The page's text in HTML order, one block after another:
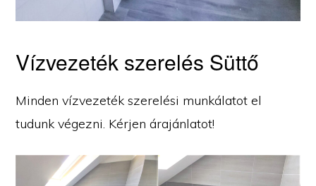
Vízvezeték szerelés Süttő
Minden vízvezeték szerelési munkálatot el
tudunk végezni. Kérjen árajánlatot!